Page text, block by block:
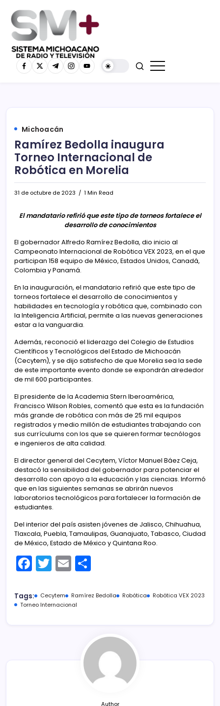
Michoacán
Ramírez Bedolla inaugura
Torneo Internacional de
Robótica en Morelia
31 de octubre de 2023 1 Min Read
El mandatario refirió que este tipo de torneos fortalece el
desarrollo de conocimientos
El gobernador Alfredo Ramírez Bedolla, dio inicio al
Campeonato Internacional de Robótica VEX 2023, en el que
participan 158 equipo de México, Estados Unidos, Canadá,
Colombia y Panamá.
En la inauguración, el mandatario refirió que este tipo de
torneos fortalece el desarrollo de conocimientos y
habilidades en tecnología y robótica que, combinado con
la Inteligencia Artificial, permite a las nuevas generaciones
estar a la vanguardia.
Además, reconoció el liderazgo del Colegio de Estudios
Científicos y Tecnológicos del Estado de Michoacán
(Cecytem), y se dijo satisfecho de que Morelia sea la sede
de este importante evento donde se expondrán alrededor
de mil 600 participantes.
El presidente de la Academia Stern Iberoamérica,
Francisco Wilson Robles, comentó que esta es la fundación
más grande de robótica con más de 25 mil equipos
registrados y medio millón de estudiantes trabajando con
sus currículums con los que se quieren formar tecnólogos
e ingenieros de alta calidad.
El director general del Cecytem, Víctor Manuel Báez Ceja,
destacó la sensibilidad del gobernador para potenciar el
desarrollo con apoyo a la educación y las ciencias. Informó
que en las siguientes semanas se abrirán nuevos
laboratorios tecnológicos para fortalecer la formación de
estudiantes.
Del interior del país asisten jóvenes de Jalisco, Chihuahua,
Tlaxcala, Puebla, Tamaulipas, Guanajuato, Tabasco, Ciudad
de México, Estado de México y Quintana Roo.
F
a
c
e
T
w
itt
er
E
m
ai
l
m
tir
Tags: Cecytem Ramírez Bedolla Robótica
Robótica VEX 2023
Torneo Internacional
Author